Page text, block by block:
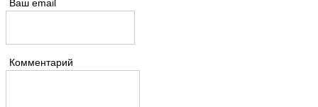
Ваш email
Комментарий